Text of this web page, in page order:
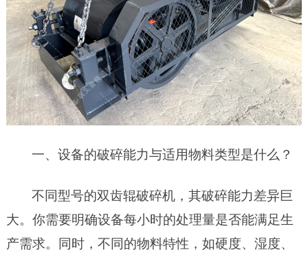
一、设备的破碎能力与适用物料类型是什么？
不同型号的双齿辊破碎机，其破碎能力差异巨
大。你需要明确设备每小时的处理量是否能满足生
产需求。同时，不同的物料特性，如硬度、湿度、